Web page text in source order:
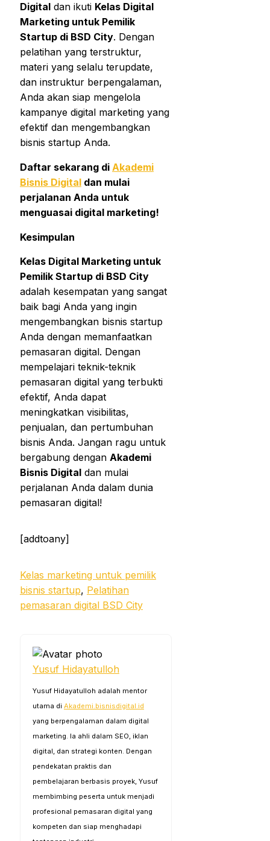
Digital dan ikuti Kelas Digital
Marketing untuk Pemilik
Startup di BSD City. Dengan
pelatihan yang terstruktur,
materi yang selalu terupdate,
dan instruktur berpengalaman,
Anda akan siap mengelola
kampanye digital marketing yang
efektif dan mengembangkan
bisnis startup Anda.
Daftar sekarang di Akademi
Bisnis Digital dan mulai
perjalanan Anda untuk
menguasai digital marketing!
Kesimpulan
Kelas Digital Marketing untuk
Pemilik Startup di BSD City
adalah kesempatan yang sangat
baik bagi Anda yang ingin
mengembangkan bisnis startup
Anda dengan memanfaatkan
pemasaran digital. Dengan
mempelajari teknik-teknik
pemasaran digital yang terbukti
efektif, Anda dapat
meningkatkan visibilitas,
penjualan, dan pertumbuhan
bisnis Anda. Jangan ragu untuk
bergabung dengan Akademi
Bisnis Digital dan mulai
perjalanan Anda dalam dunia
pemasaran digital!
[addtoany]
Kelas marketing untuk pemilik
bisnis startup, Pelatihan
pemasaran digital BSD City
Yusuf Hidayatulloh
Yusuf Hidayatulloh adalah mentor
utama di Akademi.bisnisdigital.id
yang berpengalaman dalam digital
marketing. Ia ahli dalam SEO, iklan
digital, dan strategi konten. Dengan
pendekatan praktis dan
pembelajaran berbasis proyek, Yusuf
membimbing peserta untuk menjadi
profesional pemasaran digital yang
kompeten dan siap menghadapi